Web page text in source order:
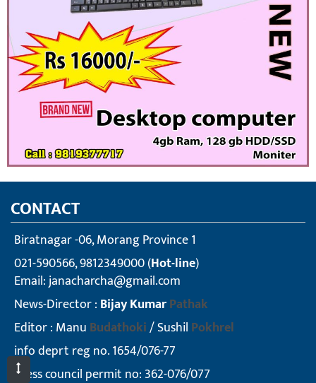
CONTACT
Biratnagar -06, Morang Province 1
021-590566, 9812349000 (Hot-line)
Email:janacharcha@gmail.com
News-Director : Bijay KumarPathak
Editor : Manu Budathoki/ Sushil Pokhrel
info deprt reg no. 1654/076-77
press council permit no: 362-076/077